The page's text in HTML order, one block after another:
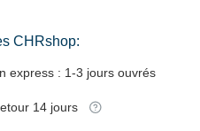
CHRshop:
express : 1-3 jours ouvrés
14 jours